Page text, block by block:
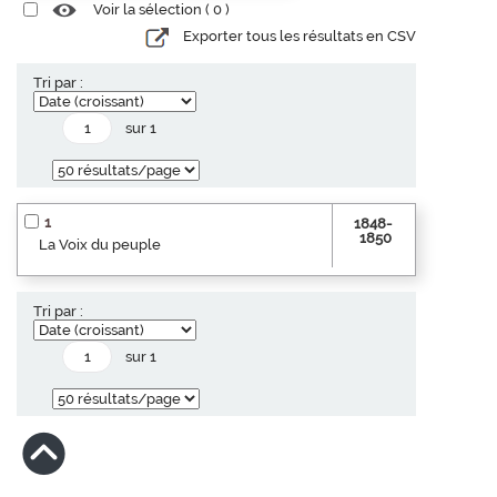
Voir la sélection ( 0 )
Exporter tous les résultats en CSV
Tri par :
sur 1
1
La Voix du peuple
1848-
1850
Tri par :
sur 1